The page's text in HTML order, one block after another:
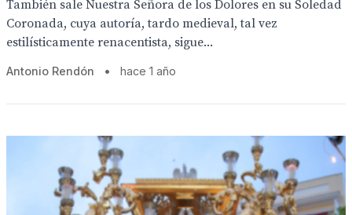
También sale Nuestra Señora de los Dolores en su Soledad
Coronada, cuya autoría, tardo medieval, tal vez
estilísticamente renacentista, sigue...
Antonio Rendón • hace 1 año